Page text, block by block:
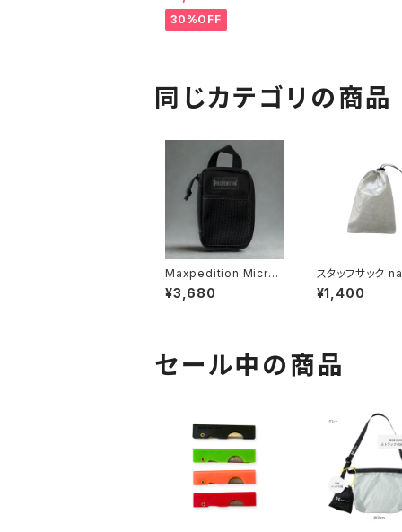
30%OFF
同じカテゴリの商品
Maxpedition Micro
Pocket Organizer
（マックスペディション・
¥3,680
スタッフサック
cm x 13cm）
¥1,400
セール中の商品